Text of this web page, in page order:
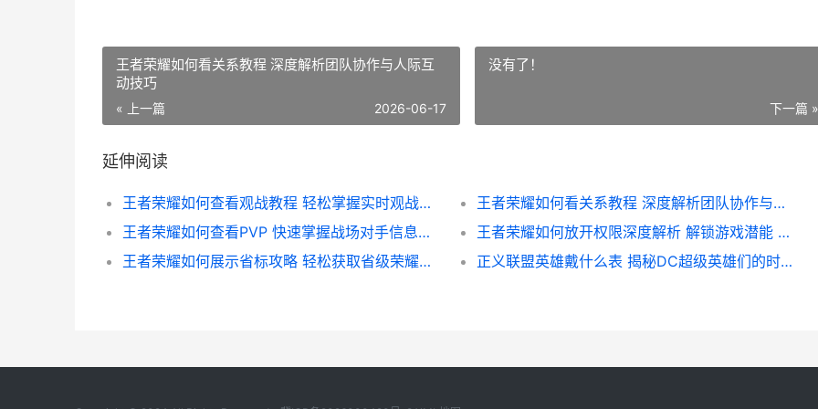
王者荣耀如何看关系教程 深度解析团队协作与人际互
动技巧
« 上一篇 2026-06-17
没有了！
下一篇 »
延伸阅读
王者荣耀如何查看观战教程 轻松掌握实时观战技巧
王者荣耀如何看关系教程 深度解析团队协作与人际互动技巧
王者荣耀如何查看PVP 快速掌握战场对手信息攻略
王者荣耀如何放开权限深度解析 解锁游戏潜能 畅享无拘无束的游戏体验
王者荣耀如何展示省标攻略 轻松获取省级荣耀标识全解析
正义联盟英雄戴什么表 揭秘DC超级英雄们的时尚配饰